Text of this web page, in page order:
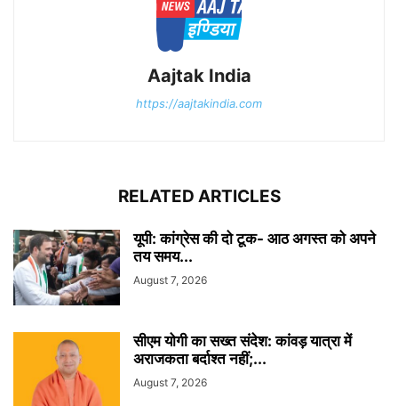
Aajtak India
https://aajtakindia.com
RELATED ARTICLES
यूपी: कांग्रेस की दो टूक- आठ अगस्त को अपने
तय समय...
August 7, 2026
सीएम योगी का सख्त संदेश: कांवड़ यात्रा में
अराजकता बर्दाश्त नहीं;...
August 7, 2026